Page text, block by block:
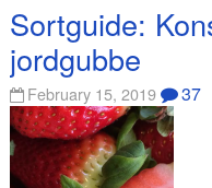
Sortguide:
jordgubbe
February 15, 2019 37